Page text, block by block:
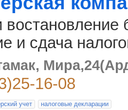
и сдача
16-08
учет налоговые декларации